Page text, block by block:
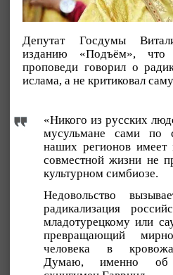
Депутат Госдумы
изданию «Подъём»,
проповеди говорил о
ислама, а не критиковал
«Никого из русских
мусульмане сами по
наших регионов имеет
совместной жизни не
культурном симбиозе.
Недовольство
радикализация
младотурецкому или
превращающий
человека в
Думаю, именно об